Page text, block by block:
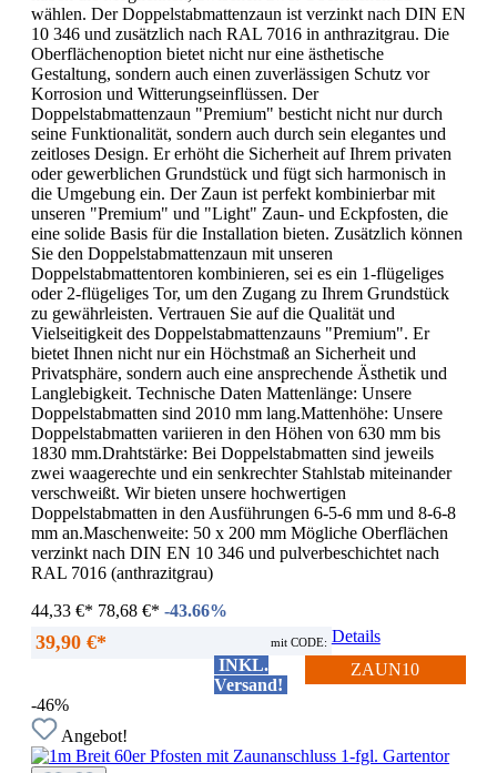
wählen. Der Doppelstabmattenzaun ist verzinkt nach DIN EN
10 346 und zusätzlich nach RAL 7016 in anthrazitgrau. Die
Oberflächenoption bietet nicht nur eine ästhetische
Gestaltung, sondern auch einen zuverlässigen Schutz vor
Korrosion und Witterungseinflüssen. Der
Doppelstabmattenzaun "Premium" besticht nicht nur durch
seine Funktionalität, sondern auch durch sein elegantes und
zeitloses Design. Er erhöht die Sicherheit auf Ihrem privaten
oder gewerblichen Grundstück und fügt sich harmonisch in
die Umgebung ein. Der Zaun ist perfekt kombinierbar mit
unseren "Premium" und "Light" Zaun- und Eckpfosten, die
eine solide Basis für die Installation bieten. Zusätzlich können
Sie den Doppelstabmattenzaun mit unseren
Doppelstabmattentoren kombinieren, sei es ein 1-flügeliges
oder 2-flügeliges Tor, um den Zugang zu Ihrem Grundstück
zu gewährleisten. Vertrauen Sie auf die Qualität und
Vielseitigkeit des Doppelstabmattenzauns "Premium". Er
bietet Ihnen nicht nur ein Höchstmaß an Sicherheit und
Privatsphäre, sondern auch eine ansprechende Ästhetik und
Langlebigkeit. Technische Daten Mattenlänge: Unsere
Doppelstabmatten sind 2010 mm lang.Mattenhöhe: Unsere
Doppelstabmatten variieren in den Höhen von 630 mm bis
1830 mm.Drahtstärke: Bei Doppelstabmatten sind jeweils
zwei waagerechte und ein senkrechter Stahlstab miteinander
verschweißt. Wir bieten unsere hochwertigen
Doppelstabmatten in den Ausführungen 6-5-6 mm und 8-6-8
mm an.Maschenweite: 50 x 200 mm Mögliche Oberflächen
verzinkt nach DIN EN 10 346 und pulverbeschichtet nach
RAL 7016 (anthrazitgrau)
44,33 €* 78,68 €* -43.66%
39,90 €* mit CODE:
ZAUN10
Details
INKL.
Versand!
-46%
Angebot!